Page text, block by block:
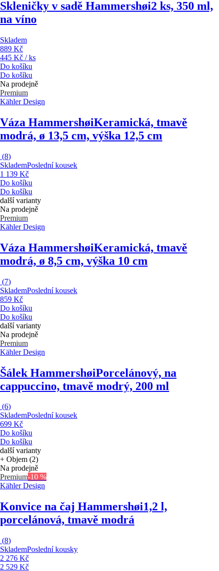
Skleničky v sadě Hammershøi2 ks, 350 ml,
na víno
Skladem
889 Kč
445 Kč / ks
Do košíku
Do košíku
Na prodejně
Premium
Kähler Design
Váza HammershøiKeramická, tmavě
modrá, ø 13,5 cm, výška 12,5 cm
(8)
SklademPoslední kousek
1 139 Kč
Do košíku
Do košíku
další varianty
Na prodejně
Premium
Kähler Design
Váza HammershøiKeramická, tmavě
modrá, ø 8,5 cm, výška 10 cm
(7)
SklademPoslední kousek
859 Kč
Do košíku
Do košíku
další varianty
Na prodejně
Premium
Kähler Design
Šálek HammershøiPorcelánový, na
cappuccino, tmavě modrý, 200 ml
(6)
SklademPoslední kousek
699 Kč
Do košíku
Do košíku
další varianty
+ Objem (2)
Na prodejně
Premium-10 %
Kähler Design
Konvice na čaj Hammershøi1,2 l,
porcelánová, tmavě modrá
(8)
SklademPoslední kousky
2 276 Kč
2 529 Kč